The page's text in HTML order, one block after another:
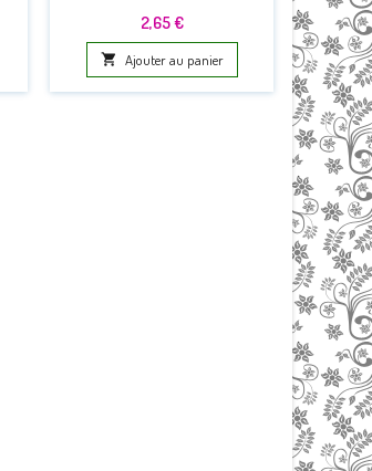
Prix
2,65 €
 Ajouter au panier 